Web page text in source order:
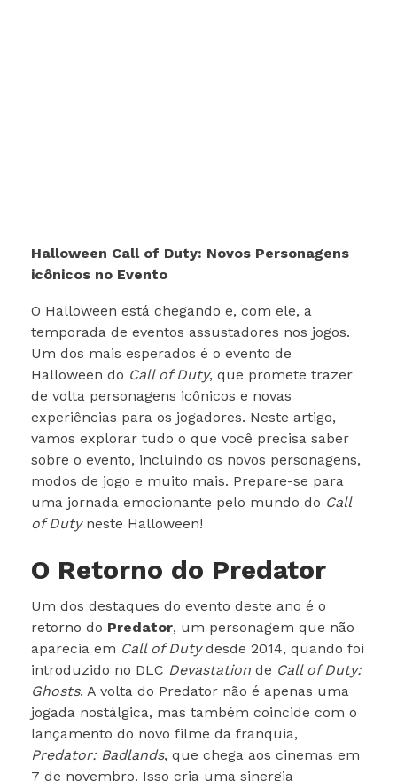
Halloween Call of Duty: Novos Personagens
icônicos no Evento
O Halloween está chegando e, com ele, a
temporada de eventos assustadores nos jogos.
Um dos mais esperados é o evento de
Halloween do Call of Duty, que promete trazer
de volta personagens icônicos e novas
experiências para os jogadores. Neste artigo,
vamos explorar tudo o que você precisa saber
sobre o evento, incluindo os novos personagens,
modos de jogo e muito mais. Prepare-se para
uma jornada emocionante pelo mundo do Call
of Dutyneste Halloween!
O Retorno do Predator
Um dos destaques do evento deste ano é o
retorno do Predator, um personagem que não
aparecia em Call of Dutydesde 2014, quando foi
introduzido no DLC Devastation de Call of Duty:
Ghosts. A volta do Predator não é apenas uma
jogada nostálgica, mas também coincide com o
lançamento do novo filme da franquia,
Predator: Badlands, que chega aos cinemas em
7 de novembro. Isso cria uma sinergia